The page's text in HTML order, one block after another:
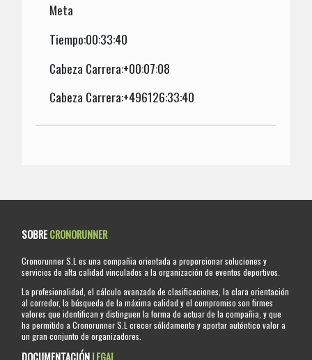
Meta
Tiempo:00:33:40
Cabeza Carrera:+00:07:08
Cabeza Carrera:+496126:33:40
SOBRECRONORUNNER
Cronorunner S.L es una compañia orientada a proporcionar soluciones y
servicios de alta calidad vinculados a la organización de eventos deportivos.
La profesionalidad, el cálculo avanzado de clasificaciones, la clara orientación
al corredor, la búsqueda de la máxima calidad y el compromiso son firmes
valores que identifican y distinguen la forma de actuar de la compañia, y que
ha permitido a Cronorunner S.L crecer sólidamente y aportar auténtico valor a
un gran conjunto de organizadores.
DOCUMENTACIÓNLEGAL